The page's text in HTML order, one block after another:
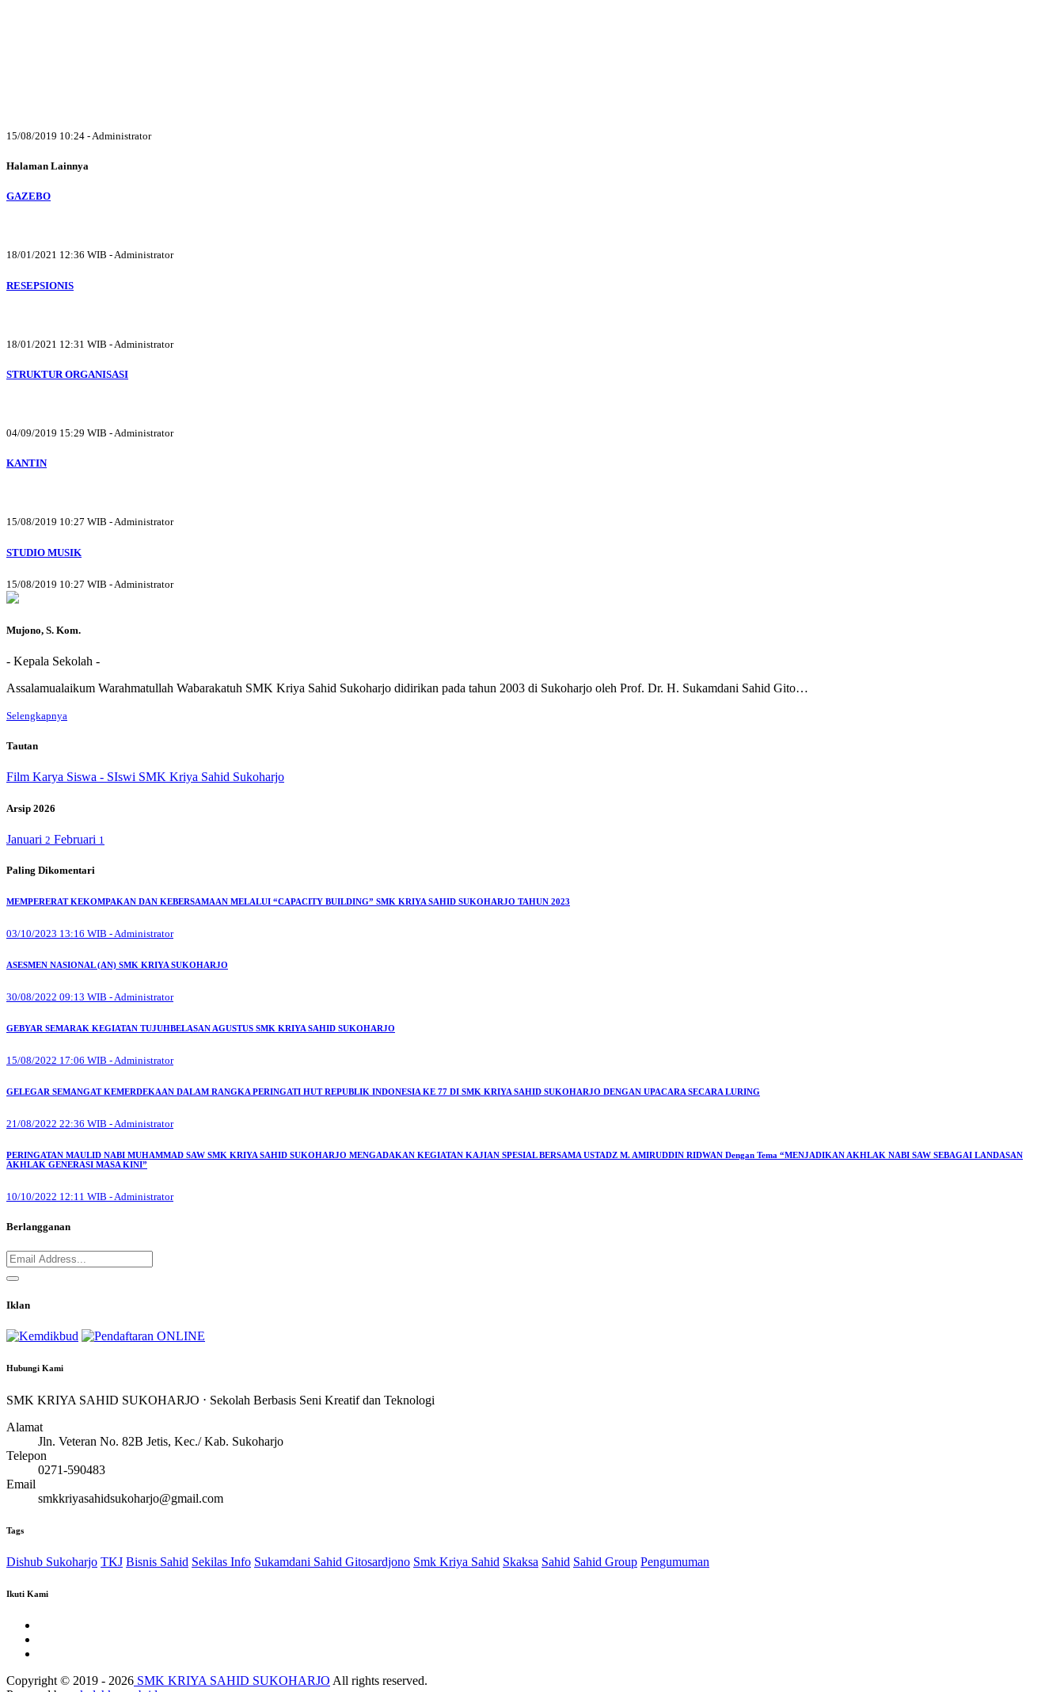
15/08/2019 10:24 - Administrator
Halaman Lainnya
GAZEBO
18/01/2021 12:36 WIB - Administrator
RESEPSIONIS
18/01/2021 12:31 WIB - Administrator
STRUKTUR ORGANISASI
04/09/2019 15:29 WIB - Administrator
KANTIN
15/08/2019 10:27 WIB - Administrator
STUDIO MUSIK
15/08/2019 10:27 WIB - Administrator
Mujono, S. Kom.
- Kepala Sekolah -
Assalamualaikum Warahmatullah Wabarakatuh SMK Kriya Sahid Sukoharjo didirikan pada tahun 2003 di Sukoharjo oleh Prof. Dr. H. Sukamdani Sahid Gito…
Selengkapnya
Tautan
Film Karya Siswa - SIswi SMK Kriya Sahid Sukoharjo
Arsip 2026
Januari 2 Februari 1
Paling Dikomentari
MEMPERERAT KEKOMPAKAN DAN KEBERSAMAAN MELALUI “CAPACITY BUILDING” SMK KRIYA SAHID SUKOHARJO TAHUN 2023
03/10/2023 13:16 WIB - Administrator
ASESMEN NASIONAL (AN) SMK KRIYA SUKOHARJO
30/08/2022 09:13 WIB - Administrator
GEBYAR SEMARAK KEGIATAN TUJUHBELASAN AGUSTUS SMK KRIYA SAHID SUKOHARJO
15/08/2022 17:06 WIB - Administrator
GELEGAR SEMANGAT KEMERDEKAAN DALAM RANGKA PERINGATI HUT REPUBLIK INDONESIA KE 77 DI SMK KRIYA SAHID SUKOHARJO DENGAN UPACARA SECARA LURING
21/08/2022 22:36 WIB - Administrator
PERINGATAN MAULID NABI MUHAMMAD SAW SMK KRIYA SAHID SUKOHARJO MENGADAKAN KEGIATAN KAJIAN SPESIAL BERSAMA USTADZ M. AMIRUDDIN RIDWAN Dengan Tema “MENJADIKAN AKHLAK NABI SAW SEBAGAI LANDASAN
AKHLAK GENERASI MASA KINI”
10/10/2022 12:11 WIB - Administrator
Berlangganan
Iklan
Hubungi Kami
SMK KRIYA SAHID SUKOHARJO ⋅ Sekolah Berbasis Seni Kreatif dan Teknologi
Alamat
Jln. Veteran No. 82B Jetis, Kec./ Kab. Sukoharjo
Telepon
0271-590483
Email
smkkriyasahidsukoharjo@gmail.com
Tags
Dishub Sukoharjo TKJ Bisnis Sahid Sekilas Info Sukamdani Sahid Gitosardjono Smk Kriya Sahid Skaksa Sahid Sahid Group Pengumuman
Ikuti Kami
Copyright © 2019 - 2026 SMK KRIYA SAHID SUKOHARJO All rights reserved.